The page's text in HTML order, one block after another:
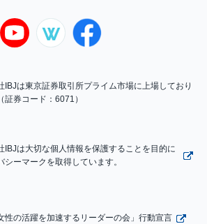
IBJは東京証券取引所プライム市場に上場しており
証券コード：6071）
IBJは大切な個人情報を保護することを目的に
シーマークを取得しています。
性の活躍を加速するリーダーの会」行動宣言